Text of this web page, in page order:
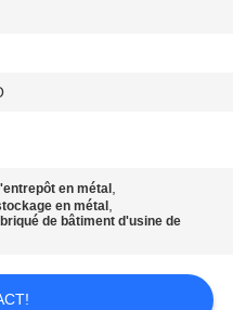
en métal ,
en métal ,
de bâtiment d'usine de